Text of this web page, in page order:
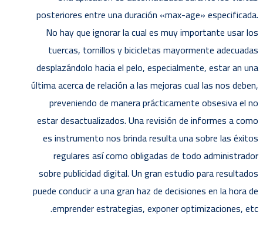
posteriores entre una duración «max-age» especificada.
No hay que ignorar la cual es muy importante usar los
tuercas, tornillos y bicicletas mayormente adecuadas
desplazándolo hacia el pelo, especialmente, estar an una
última acerca de relación a las mejoras cual las nos deben,
preveniendo de manera prácticamente obsesiva el no
estar desactualizados. Una revisión de informes a como
es instrumento nos brinda resulta una sobre las éxitos
regulares así­ como obligadas de todo administrador
sobre publicidad digital. Un gran estudio para resultados
puede conducir a una gran haz de decisiones en la hora de
emprender estrategias, exponer optimizaciones, etc.